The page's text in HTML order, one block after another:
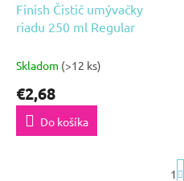
Finish Čistič umývačky
riadu 250 ml Regular
Skladom (>12 ks)
€2,68
Do košíka
S
1